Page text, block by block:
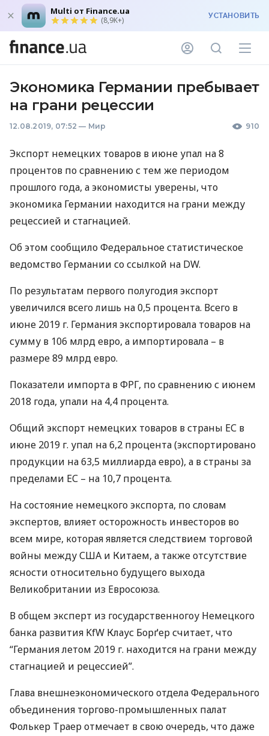
Multi от Finance.ua
(8,9K+) УСТАНОВИТЬ
Экономика Германии пребывает
на грани рецессии
12.08.2019, 07:52 — Мир 910
Экспорт немецких товаров в июне упал на 8
процентов по сравнению с тем же периодом
прошлого года, а экономисты уверены, что
экономика Германии находится на грани между
рецессией и стагнацией.
Об этом сообщило Федеральное статистическое
ведомство Германии со ссылкой на DW.
По результатам первого полугодия экспорт
увеличился всего лишь на 0,5 процента. Всего в
июне 2019 г. Германия экспортировала товаров на
сумму в 106 млрд евро, а импортировала – в
размере 89 млрд евро.
Показатели импорта вФРГ, по сравнению с июнем
2018 года, упали на 4,4 процента.
Общий экспорт немецких товаров в страны ЕС в
июне 2019 г. упал на 6,2 процента (экспортировано
продукции на 63,5 миллиарда евро), а в страны за
пределами ЕС – на 10,7 процента.
На состояние немецкого экспорта, по словам
экспертов, влияет осторожность инвесторов во
всем мире, которая является следствием торговой
войны междуСША и Китаем, а также отсутствие
ясности относительно будущего выхода
Великобритании из Евросоюза.
В общем эксперт из государственногоу Немецкого
банка развития KfW Клаус Борґер считает, что
“Германия летом 2019 г. находится на грани между
стагнацией и рецессией”.
Глава внешнеэкономического отдела Федерального
объединения торгово-промышленных палат
Фолькер Траер отмечает в свою очередь, что даже